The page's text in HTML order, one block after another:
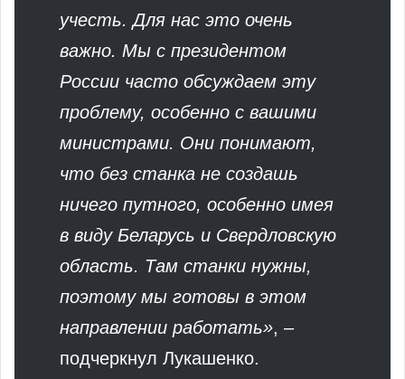
учесть. Для нас это очень
важно. Мы с президентом
России часто обсуждаем эту
проблему, особенно с вашими
министрами. Они понимают,
что без станка не создашь
ничего путного, особенно имея
в виду Беларусь и Свердловскую
область. Там станки нужны,
поэтому мы готовы в этом
направлении работать», –
подчеркнул Лукашенко.